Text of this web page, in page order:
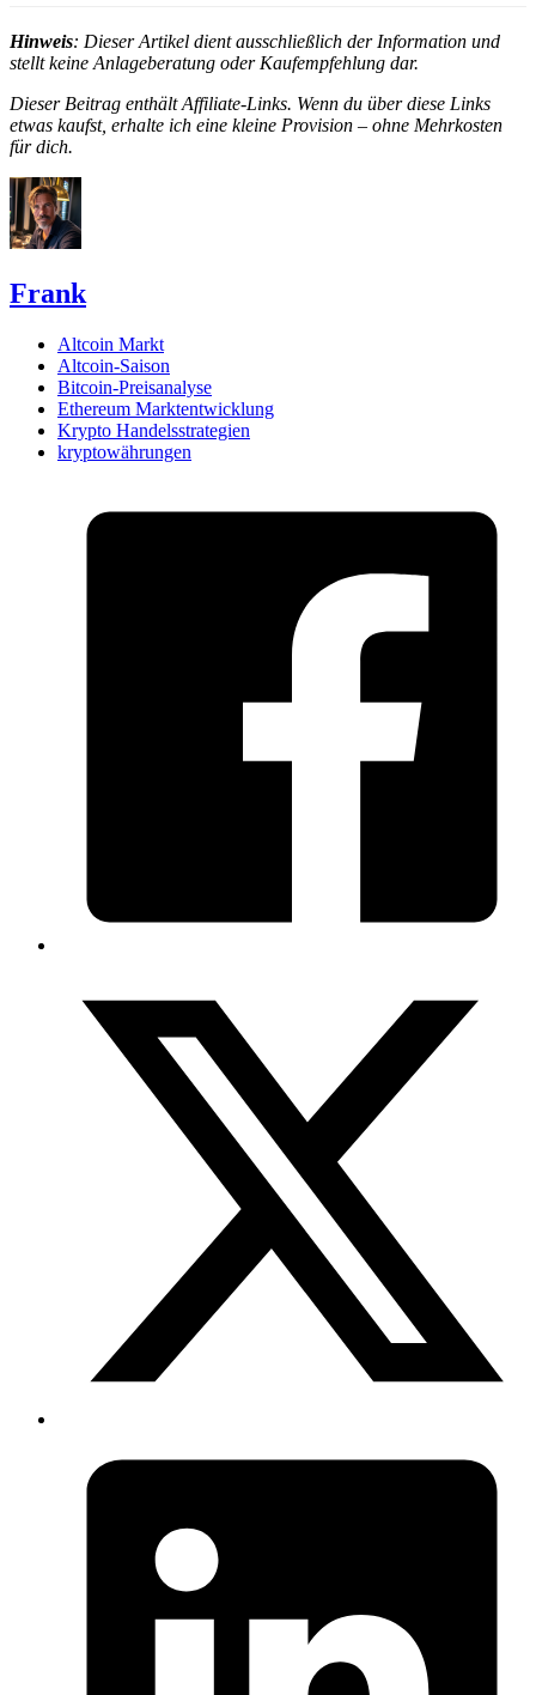
Hinweis: Dieser Artikel dient ausschließlich der Information und
stellt keine Anlageberatung oder Kaufempfehlung dar.
Dieser Beitrag enthält Affiliate-Links. Wenn du über diese Links
etwas kaufst, erhalte ich eine kleine Provision – ohne Mehrkosten
für dich.
Frank
Altcoin Markt
Altcoin-Saison
Bitcoin-Preisanalyse
Ethereum Marktentwicklung
Krypto Handelsstrategien
kryptowährungen